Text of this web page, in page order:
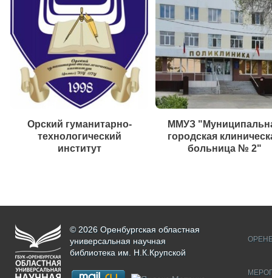
Орский гуманитарно-
технологический
институт
ММУЗ
городская
больница № 2"
© 2026 Оренбургская областная
универсальная научная
библиотека им. Н.К.Крупской